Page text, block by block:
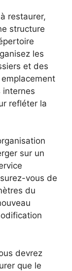
restaurer,
structure
les
et des
internes
refléter la
sur un
vous de
du
devrez
que le